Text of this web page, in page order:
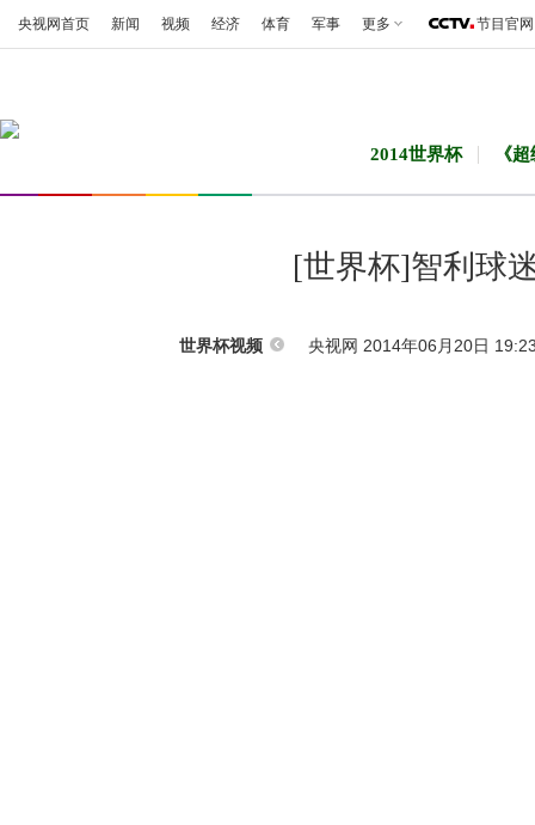
央视网首页 新闻 视频 经济 体育 军事 更多 节目官网
2014世界杯 《
[世界杯]智利球
世界杯视频 央视网 2014年06月20日